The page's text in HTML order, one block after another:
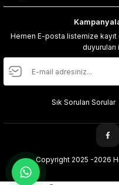
Hemen E-posta listemize
Sık Sorulan Sorular
Copyright 2025 -2026